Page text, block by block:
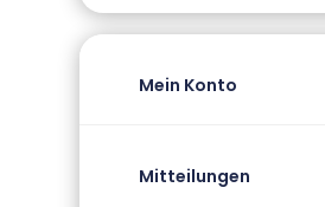
Mein Konto
Mitteilungen